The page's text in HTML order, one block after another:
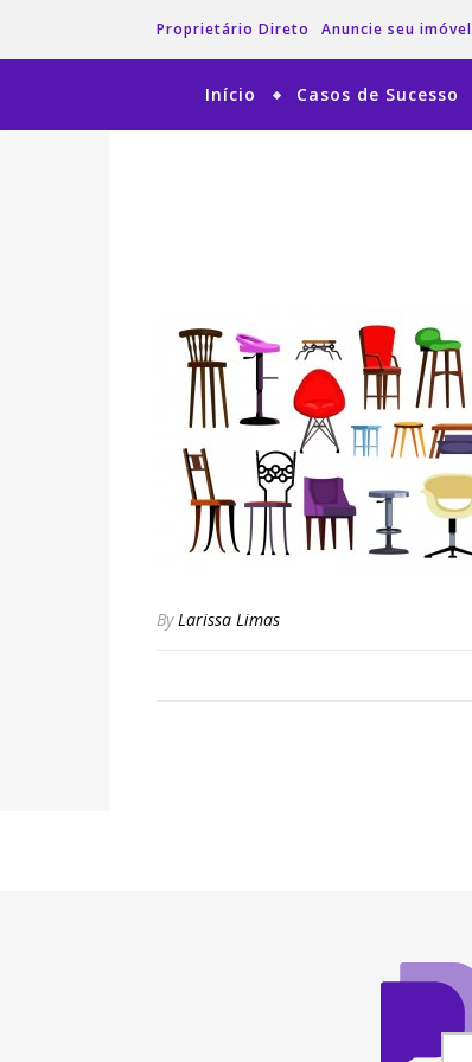
Proprietário Direto Anuncie seu imóvel
Início Casos de Sucesso
ByLarissa Limas